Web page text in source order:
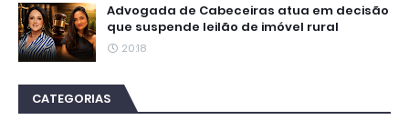
Advogada de Cabeceiras atua em decisão
que suspende leilão de imóvel rural
20:18
CATEGORIAS